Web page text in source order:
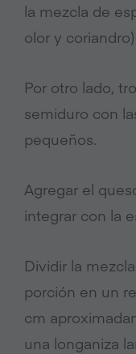
la mezcla de
olor y
Por otro lado,
semiduro con
pequeños.
Agregar el
integrar con la
Dividir la
porción en un
cm
una longaniza